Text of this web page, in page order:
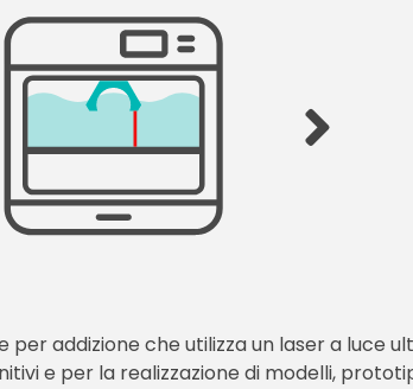
per addizione che utilizza un laser a
e per la realizzazione di modelli,